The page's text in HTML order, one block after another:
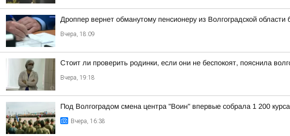
Дроппер вернет обманутому пенсионеру из Волгоградской
Вчера, 18:09
Стоит ли проверить родинки, если они не беспокоят, пояснила
Вчера, 19:18
Под Волгоградом смена центра "Воин" впервые собрала 1 200
Вчера, 16:38